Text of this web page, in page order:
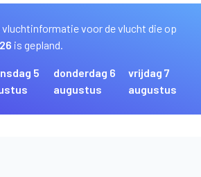
voor de vlucht die op
is gepland.
5
donderdag 6
augustus
vrijdag 7
augustus